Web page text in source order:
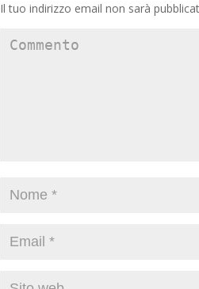
Il tuo indirizzo email non sarà